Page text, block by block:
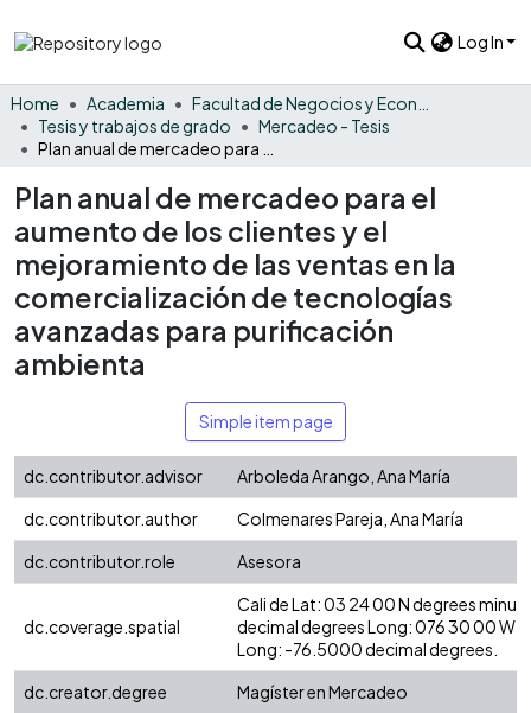
Log In
Home Academia
Tesis y trabajos de grado
Mercadeo - Tesis
Plan anual de mercadeo para el
aumento de los clientes y el
mejoramiento de las ventas en la
comercialización de tecnologías
avanzadas para purificación
ambienta
Simple item page
dc.contributor.advisor
Arboleda Arango, Ana María
dc.contributor.author
Colmenares Pareja, Ana María
dc.contributor.role
Asesora
dc.coverage.spatial
Cali de Lat: 03 24 00 N degrees
decimal degrees Long: 076 30 00 W
Long: -76.5000 decimal degrees.
dc.creator.degree
Magíster en Mercadeo